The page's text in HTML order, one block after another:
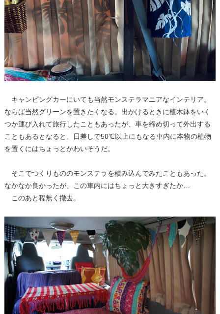
キャンピングカーにいても当然モンステラマニアなインテリア。
ならば当然グリーンを置きたくなる。出かけるときに植木鉢をいく
つか運び入れて旅行したこともあったが、車を締め切って外出する
こともあるとなると、日差しで50℃以上にもなる車内に本物の植物
を置くにはちょっとかわいそうだ。
そこでつくりもののモンステラを積み込んでみたこともあった。
なかなか良かったが、この車内にはちょっと大きすぎたか…
このあと程無く撤去。